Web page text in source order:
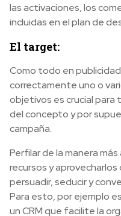
las activaciones, los
incluidas en el plan de
El target:
Como todo en
correctamente uno o
objetivos es crucial para
del concepto y por
campaña.
Perfilar de la manera
recursos y
persuadir, seducir y
Para esto, por ejemplo
un CRM que facilite la